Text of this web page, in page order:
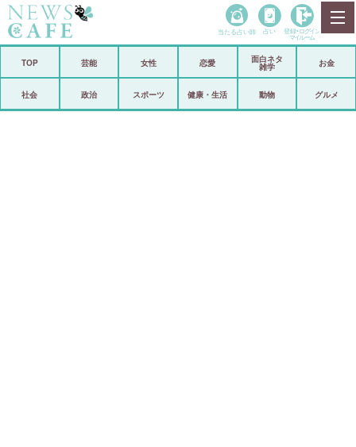
政治
当たる占い師 占い 登録• ログイン
マイルーム
TOP 芸能 女性 恋愛
面白ネタ
雑学
お金
社会 政治 スポーツ 健康・生活 動物 グルメ